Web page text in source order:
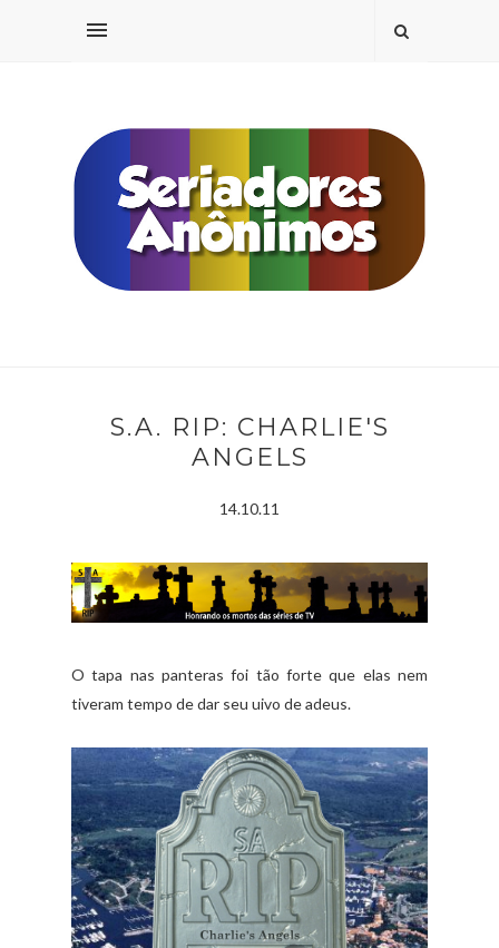
S.A. RIP: CHARLIE'S
ANGELS
14.10.11
O tapa nas panteras foi tão forte que elas nem
tiveram tempo de dar seu uivo de adeus.